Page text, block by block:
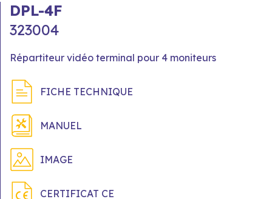
DPL-4F
323004
Répartiteur vidéo terminal pour 4 moniteurs
FICHE TECHNIQUE
MANUEL
IMAGE
CERTIFICAT CE